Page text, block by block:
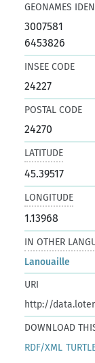
GEONAMES
3007581
6453826
INSEE CODE
24227
POSTAL CODE
24270
LATITUDE
45.39517
LONGITUDE
1.13968
IN OTHER
Lanouaille
URI
http://
DOWNLOAD
RDF/XML